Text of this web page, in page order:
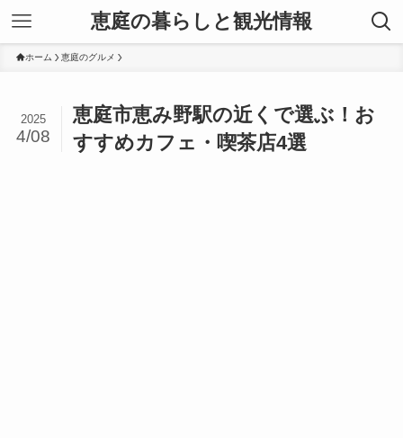
恵庭の暮らしと観光情報
ホーム 恵庭のグルメ
恵庭市恵み野駅の近くで選ぶ！お
すすめカフェ・喫茶店4選
2025
4/08